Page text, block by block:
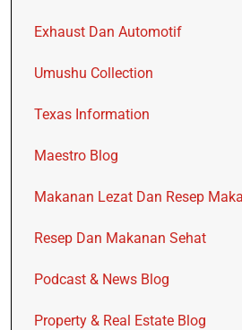
Exhaust Dan Automotif
Umushu Collection
Texas Information
Maestro Blog
Makanan Lezat Dan Resep
Resep Dan Makanan Sehat
Podcast & News Blog
Property & Real Estate Blog